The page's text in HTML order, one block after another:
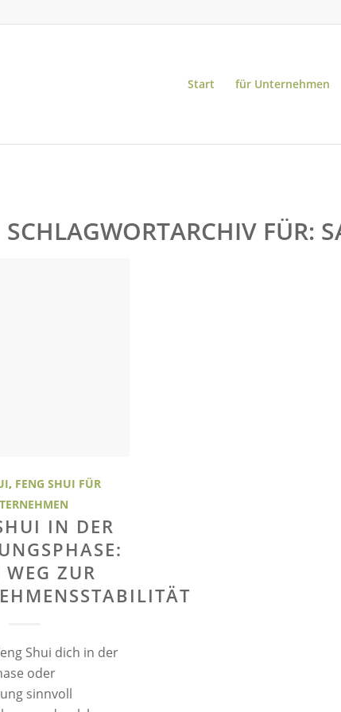
Start für Unternehmen
SCHLAGWORTARCHIV FÜR:
, FENG SHUI FÜR
IN DER
ZUR
Shui dich in der
oder
sinnvoll